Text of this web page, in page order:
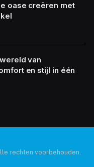
oase creëren met
van
en stijl in één
rechten voorbehouden.